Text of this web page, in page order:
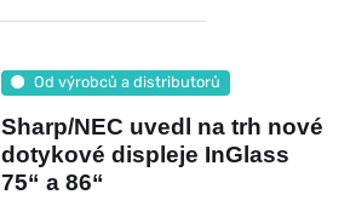
Od výrobců a distributorů
Sharp/NEC uvedl na trh nové
dotykové displeje InGlass
75“ a 86“